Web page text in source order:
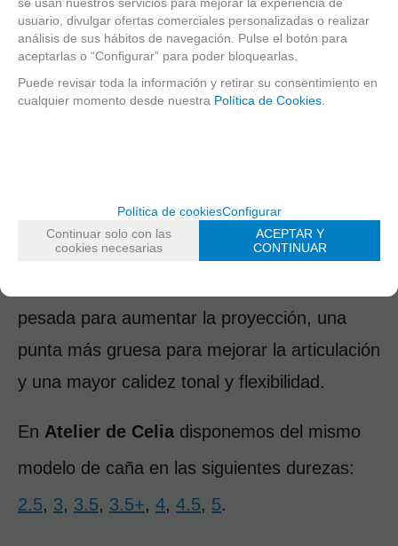
seguridad junto con la tecnología digital de
última generación para asegurar que cada
caña D'Addario Organics ofrece una
consistencia sin igual. En definitiva, una caña
El Reserve Evolution presenta el cuerpo más
grueso de toda la línea de  Reserve. Ofrece
pesada para aumentar la proyección, una
punta más gruesa para mejorar la articulación
y una mayor calidez tonal y flexibilidad.
En Atelier de Celia disponemos del mismo
2.5, 3, 3.5, 3.5+, 4, 4.5, 5.
usuario, divulgar ofertas comerciales personalizadas o realizar
análisis de sus hábitos de navegación. Pulse el botón para
aceptarlas o “Configurar” para poder bloquearlas.
Puede revisar toda la información y retirar su consentimiento en
cualquier momento desde nuestra Política de Cookies.
Política de cookiesConfigurar
Continuar solo con las
cookies necesarias
ACEPTAR Y
CONTINUAR